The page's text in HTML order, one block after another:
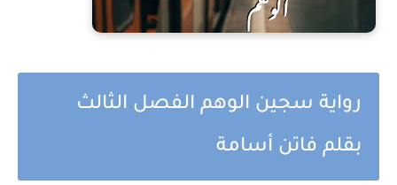
رواية سجين الوهم الفصل الثالث
بقلم فاتن أسامة